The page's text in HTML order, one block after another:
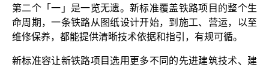
第二个「一」是一览无遗。新标准覆盖铁路项目的整个生
命周期，一条铁路从图纸设计开始，到施工、营运，以至
维修保养，都能提供清晰技术依据和指引，有规可循。
新标准容让新铁路项目选用更多不同的先进建筑技术、建